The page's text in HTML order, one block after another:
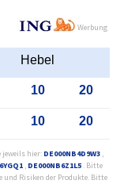
Werbung
Hebel
10 20
10 20
jeweils hier: DE000NB4D9W3 ,
, DE000NB6Z1L5 . Bitte
Risiken der Produkte. Bitte